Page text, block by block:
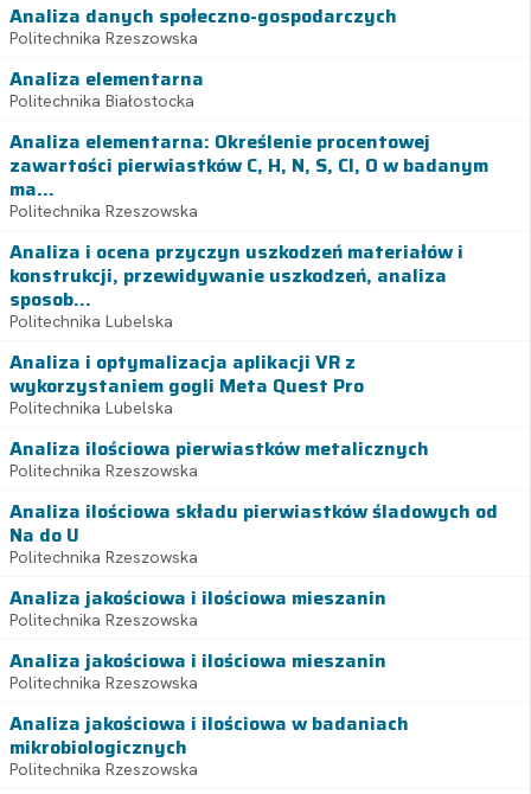
Analiza danych społeczno-gospodarczych
Politechnika Rzeszowska
Analiza elementarna
Politechnika Białostocka
Analiza elementarna: Określenie procentowej
zawartości pierwiastków C, H, N, S, Cl, O w badanym
ma...
Politechnika Rzeszowska
Analiza i ocena przyczyn uszkodzeń materiałów i
konstrukcji, przewidywanie uszkodzeń, analiza
sposob...
Politechnika Lubelska
Analiza i optymalizacja aplikacji VR z
wykorzystaniem gogli Meta Quest Pro
Politechnika Lubelska
Analiza ilościowa pierwiastków metalicznych
Politechnika Rzeszowska
Analiza ilościowa składu pierwiastków śladowych od
Na do U
Politechnika Rzeszowska
Analiza jakościowa i ilościowa mieszanin
Politechnika Rzeszowska
Analiza jakościowa i ilościowa mieszanin
Politechnika Rzeszowska
Analiza jakościowa i ilościowa w badaniach
mikrobiologicznych
Politechnika Rzeszowska